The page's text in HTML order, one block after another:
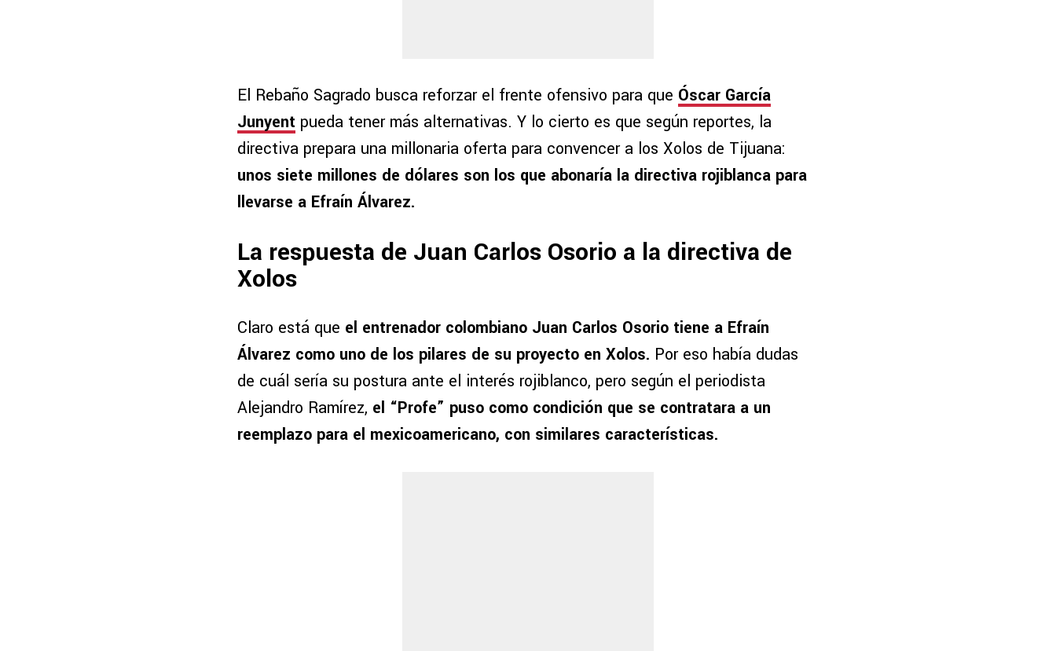
El Rebaño Sagrado busca reforzar el frente ofensivo para que Óscar García
Junyent pueda tener más alternativas. Y lo cierto es que según reportes, la
directiva prepara una millonaria oferta para convencer a los Xolos de Tijuana:
unos siete millones de dólares son los que abonaría la directiva rojiblanca para
llevarse a Efraín Álvarez.
La respuesta de Juan Carlos Osorio a la directiva de
Xolos
Claro está que el entrenador colombiano Juan Carlos Osorio tiene a Efraín
Álvarez como uno de los pilares de su proyecto en Xolos. Por eso había dudas
de cuál sería su postura ante el interés rojiblanco, pero según el periodista
Alejandro Ramírez, el “Profe” puso como condición que se contratara a un
reemplazo para el mexicoamericano, con similares características.